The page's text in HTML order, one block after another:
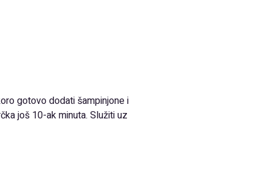
gotovo dodati šampinjone i
još 10-ak minuta. Služiti uz